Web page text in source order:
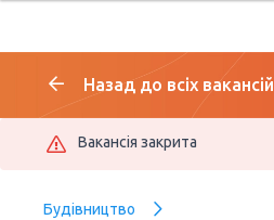
Назад до всіх вакансій
Вакансія закрита
Будівництво